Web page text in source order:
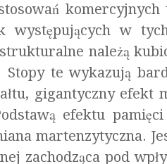
występujących w
należą
Stopy te wykazują
gigantyczny efekt
efektu
martenzytyczna.
zachodząca pod